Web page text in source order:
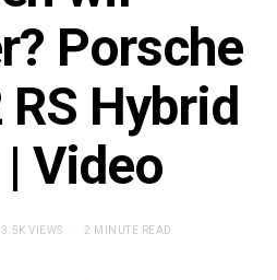
Porsche
Hybrid
Video
3.5K VIEWS 2 MINUTE READ